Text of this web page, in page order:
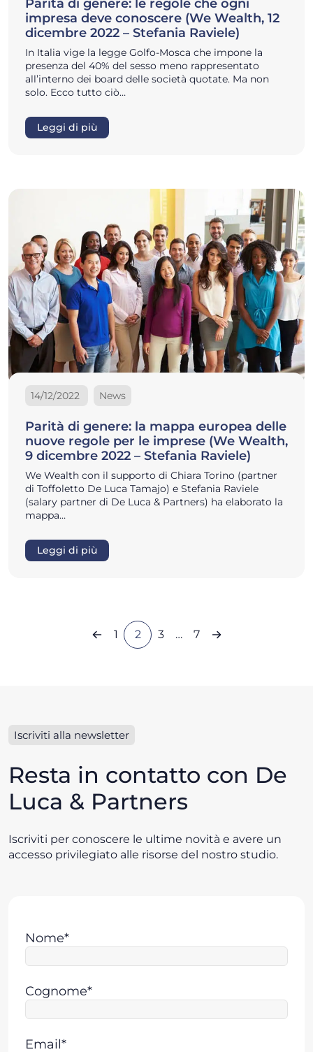
Parità di genere: le regole che ogni
impresa deve conoscere (We Wealth, 12
dicembre 2022 – Stefania Raviele)
In Italia vige la legge Golfo-Mosca che impone la
presenza del 40% del sesso meno rappresentato
all’interno dei board delle società quotate. Ma non
solo. Ecco tutto ciò…
Leggi di più
14/12/2022 News
Parità di genere: la mappa europea delle
nuove regole per le imprese (We Wealth,
9 dicembre 2022 – Stefania Raviele)
We Wealth con il supporto di Chiara Torino (partner
di Toffoletto De Luca Tamajo) e Stefania Raviele
(salary partner di De Luca & Partners) ha elaborato la
mappa…
Leggi di più
1 2 3 … 7
Iscriviti alla newsletter
Resta in contatto con De
Luca & Partners
Iscriviti per conoscere le ultime novità e avere un
accesso privilegiato alle risorse del nostro studio.
Nome*
Cognome*
Email*